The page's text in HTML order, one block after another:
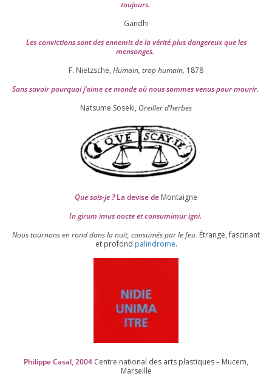
toujours.
Gandhi
Les convic­tions sont des enne­mis de la véri­té plus dan­ge­reux que les
mensonges.
F. Nietzsche, Humain, trop humain, 1878
Sans savoir pour­quoi j’aime ce monde où nous sommes venus pour mourir.
Natsume Soseki, Oreiller d’herbes
Que sais-je ?La devise de Montaigne
In girum imus nocte et consu­mi­mur igni.
Nous tour­nons en rond dans la nuit, consu­més par le feu. Étrange, fas­ci­nant
et pro­fond palin­drome.
Philippe Casal,2004 Centre natio­nal des arts plas­tiques – Mucem,
Marseille